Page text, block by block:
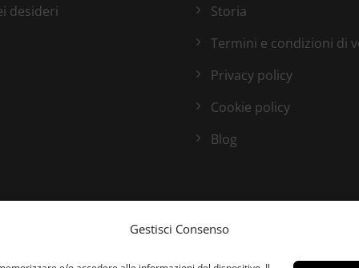
Gestisci Consenso
desideri
Storia
Termini e condizioni di
Privacy policy
Cookie policy
Blog